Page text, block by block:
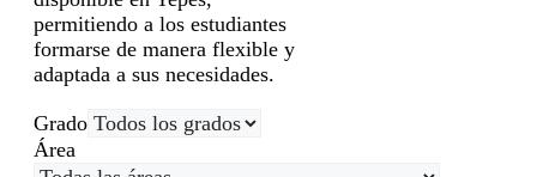
permitiendo a los estudiantes
formarse de manera flexible y
adaptada a sus necesidades.
Grado
Área